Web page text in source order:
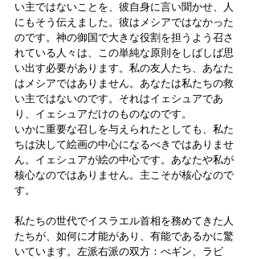
い主ではないことを、彼自身に言い聞かせ、人
にもそう伝えました。彼はメシアではなかった
のです。神の御国で大きな役割を担うよう召さ
れている人々は、この単純な原則をしばしば思
い出す必要があります。私の友人たち、あなた
はメシアではありません。あなたは私たちの救
い主ではないのです。それはイェシュアであ
り、イェシュアだけのものなのです。
いかに重要な召しを与えられたとしても、私た
ちは決して絵画の中心になるべきではありませ
ん。イェシュアが絵の中心です。あなたや私が
核心なのではありません。主こそが核心なので
す。
私たちの世代でイスラエル首相を務めてきた人
たちが、如何に才能があり、有能であるかに驚
いています。左派右派の双方：べギン、ラビ